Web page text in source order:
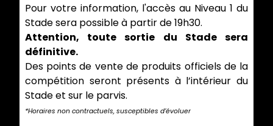
Pour votre information, l'accès au Niveau 1 du
Stade sera possible à partir de 19h30.
Attention, toute sortie du Stade sera
définitive.
Des points de vente de produits officiels de la
compétition seront présents à l’intérieur du
Stade et sur le parvis.
*Horaires non contractuels, susceptibles d’évoluer